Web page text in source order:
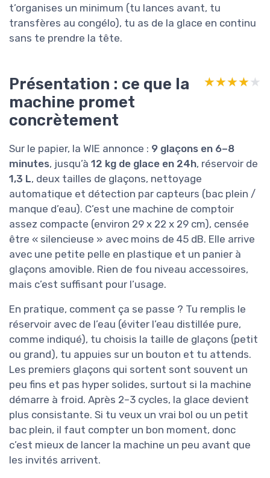
t’organises un minimum (tu lances avant, tu
transfères au congélo), tu as de la glace en continu
sans te prendre la tête.
Présentation : ce que la
machine promet
concrètement
★★★★★
★★★★★
Sur le papier, la WIE annonce : 9 glaçons en 6–8
minutes, jusqu’à 12 kg de glace en 24h, réservoir de
1,3 L, deux tailles de glaçons, nettoyage
automatique et détection par capteurs (bac plein /
manque d’eau). C’est une machine de comptoir
assez compacte (environ 29 x 22 x 29 cm), censée
être « silencieuse » avec moins de 45 dB. Elle arrive
avec une petite pelle en plastique et un panier à
glaçons amovible. Rien de fou niveau accessoires,
mais c’est suffisant pour l’usage.
En pratique, comment ça se passe ? Tu remplis le
réservoir avec de l’eau (éviter l’eau distillée pure,
comme indiqué), tu choisis la taille de glaçons (petit
ou grand), tu appuies sur un bouton et tu attends.
Les premiers glaçons qui sortent sont souvent un
peu fins et pas hyper solides, surtout si la machine
démarre à froid. Après 2–3 cycles, la glace devient
plus consistante. Si tu veux un vrai bol ou un petit
bac plein, il faut compter un bon moment, donc
c’est mieux de lancer la machine un peu avant que
les invités arrivent.